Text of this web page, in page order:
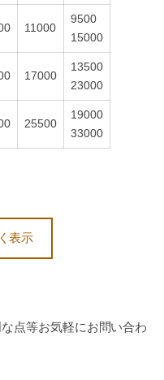
11000
9500
15000
17000
13500
23000
25500
19000
33000
表示
点等お気軽にお問い合わ